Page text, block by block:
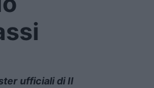
ufficiali di Il